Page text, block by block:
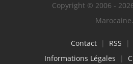
Copyright © 2006 -
Marocaine.
Contact| RSS |
Informations Légales |